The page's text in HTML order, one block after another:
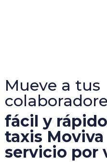
Mueve a tus
fácil y
taxis
servicio por